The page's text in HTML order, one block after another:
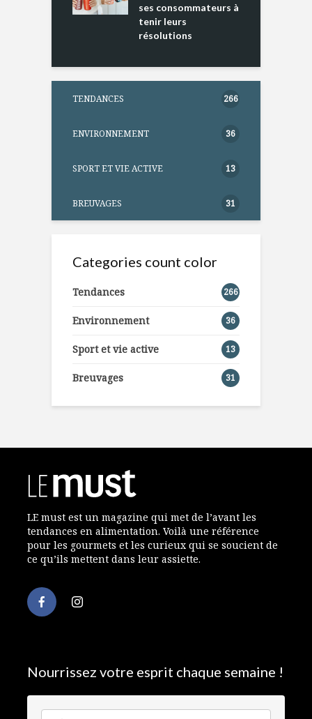
ses consommateurs à
tenir leurs
résolutions
TENDANCES 266
ENVIRONNEMENT 36
SPORT ET VIE ACTIVE 13
BREUVAGES 31
Categories count color
Tendances 266
Environnement 36
Sport et vie active 13
Breuvages 31
LE must est un magazine qui met de l’avant les
tendances en alimentation. Voilà une référence
pour les gourmets et les curieux qui se soucient de
ce qu’ils mettent dans leur assiette.
Nourrissez votre esprit chaque semaine !